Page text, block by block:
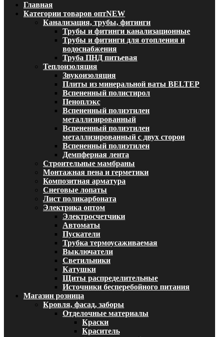
Главная
Категории товаров оптNEW
Канализация, трубы, фитинги
Трубы и фитинги канализационные
Трубы и фитинги для отопления и
водоснабжения
Труба ПНД питьевая
Теплоизоляция
Звукоизоляция
Плиты из минеральной ваты BELTEP
Вспененный полистирол
Пеноплэкс
Вспененный полиэтилен
металлизированный
Вспененный полиэтилен
металлизированный с двух сторон
Вспененный полиэтилен
Демпферная лента
Строительные мамбраны
Монтажная пена и герметики
Композитная арматура
Снеговые лопаты
Лист поликарбоната
Электрика оптом
Электросчетчики
Автоматы
Пускатели
Трубка термоусаживаемая
Выключатели
Светильники
Катушки
Щиты распределительные
Источники бесперебойного питания
Магазин розница
Кровля, фасад, заборы
Отделочные материалы
Краски
Краситель